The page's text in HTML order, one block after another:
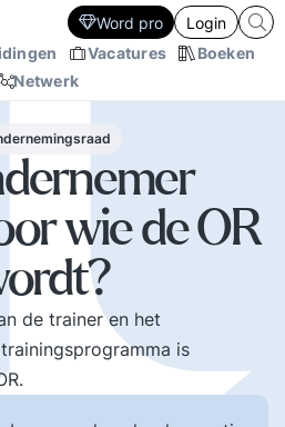
Vacatures
Boeken
Netwerk
Word pro Login
wie de OR
de trainer en het
is